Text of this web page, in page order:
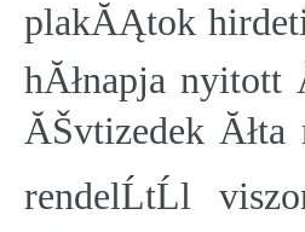
plakĂĄtok
hĂłnapja nyitott
ĂŠvtizedek Ăłta
rendelĹtĹl